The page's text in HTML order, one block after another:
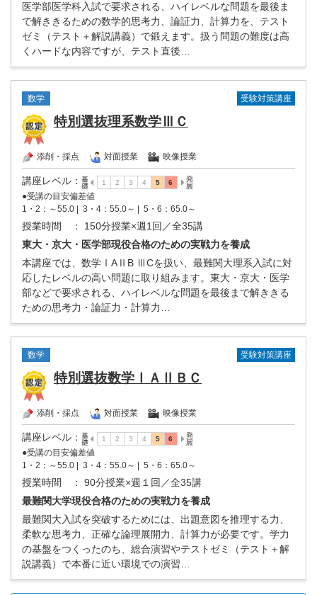
医学部医学科入試で要求される、ハイレベルな問題を最後ま
で解ききるための数学的思考力、論証力、計算力を、テスト
ゼミ（テスト＋解説講義）で鍛えます。扱う問題の難度は高
くハードな内容ですが、テスト直後…
数学 受験対策講座
特別選抜理系数学ⅢＣ
添削・採点 対面授業 映像授業
講座レベル ：
●受講の目安偏差値
1・2：～55.0 |
3・4：55.0～ | 5・6：65.0～
授業時間
： 150分授業×週1回／全35講
東大・京大・医学部現役合格のための実戦力を養成
本講座では、数学ⅠAⅡB ⅢCを扱い、最難関大理系入試に対
応したレベルの高い問題に取り組みます。東大・京大・医学
部などで要求される、ハイレベルな問題を最後まで解ききる
ための思考力・論証力・計算力…
数学 受験対策講座
特別選抜数学ⅠＡⅡＢＣ
添削・採点 対面授業 映像授業
講座レベル ：
●受講の目安偏差値
1・2：～55.0 |
3・4：55.0～ | 5・6：65.0～
授業時間
： 90分授業×週１回／全35講
最難関大学現役合格のための実戦力を養成
最難関大入試を突破するためには、出題意図を推理する力、
柔軟な思考力、正確な論理展開力、計算力が必要です。学力
の基盤をつくったのち、総合演習やテストゼミ（テスト＋解
説講義）で本番に近い環境での演習…